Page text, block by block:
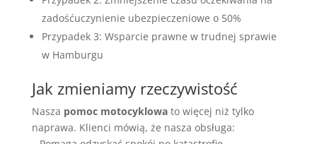
zadośćuczynienie ubezpieczeniowe o 50%
Przypadek 3: Wsparcie prawne w trudnej sprawie
w Hamburgu
Jak zmieniamy rzeczywistość
Nasza pomoc motocyklowato więcej niż tylko
naprawa. Klienci mówią, że nasza obsługa: